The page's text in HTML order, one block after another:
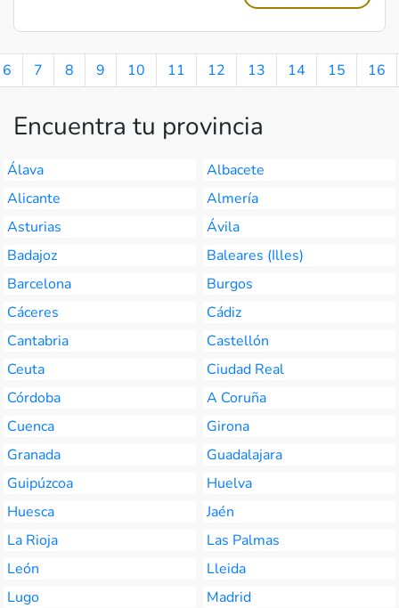
6 7 8 9 10 11 12 13 14 15 16
Encuentra tu provincia
Álava
Albacete
Alicante
Almería
Asturias
Ávila
Badajoz
Baleares (Illes)
Barcelona
Burgos
Cáceres
Cádiz
Cantabria
Castellón
Ceuta
Ciudad Real
Córdoba
A Coruña
Cuenca
Girona
Granada
Guadalajara
Guipúzcoa
Huelva
Huesca
Jaén
La Rioja
Las Palmas
León
Lleida
Lugo
Madrid